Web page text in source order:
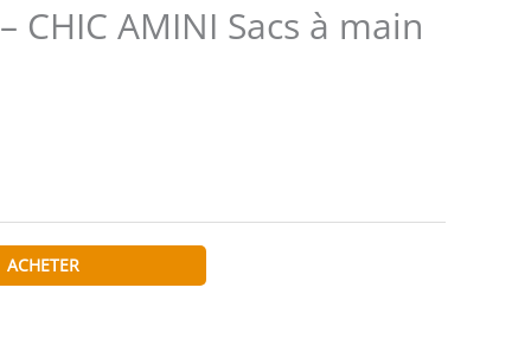
CHIC AMINI Sacs à main
ACHETER